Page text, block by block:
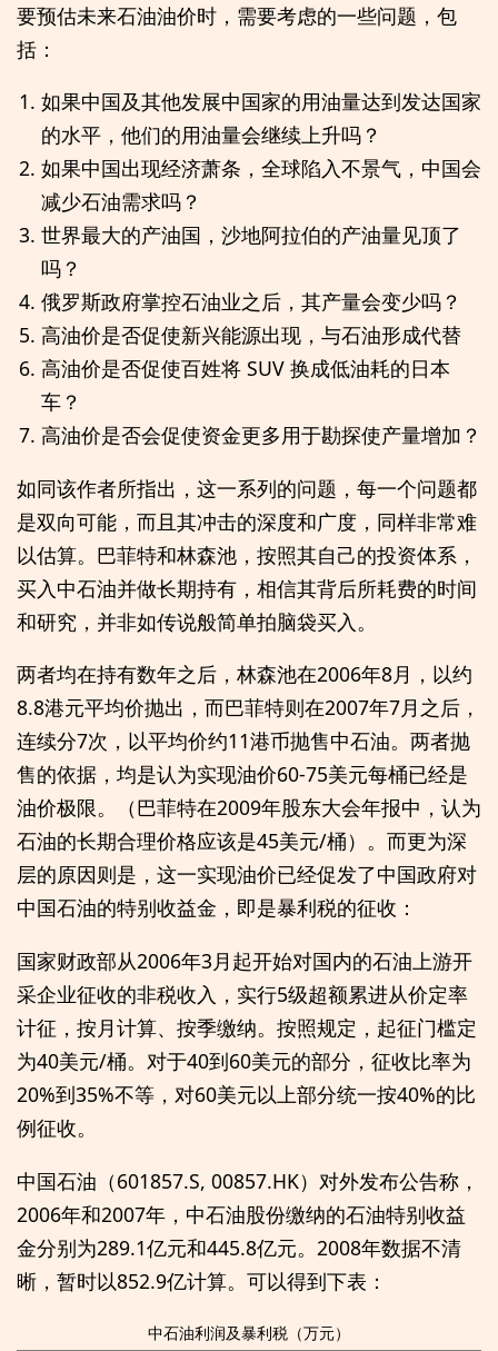
要预估未来石油油价时，需要考虑的一些问题，包
括：
如果中国及其他发展中国家的用油量达到发达国家
的水平，他们的用油量会继续上升吗？
如果中国出现经济萧条，全球陷入不景气，中国会
减少石油需求吗？
世界最大的产油国，沙地阿拉伯的产油量见顶了
吗？
俄罗斯政府掌控石油业之后，其产量会变少吗？
高油价是否促使新兴能源出现，与石油形成代替
高油价是否促使百姓将 SUV 换成低油耗的日本
车？
高油价是否会促使资金更多用于勘探使产量增加？
如同该作者所指出，这一系列的问题，每一个问题都
是双向可能，而且其冲击的深度和广度，同样非常难
以估算。巴菲特和林森池，按照其自己的投资体系，
买入中石油并做长期持有，相信其背后所耗费的时间
和研究，并非如传说般简单拍脑袋买入。
两者均在持有数年之后，林森池在2006年8月，以约
8.8港元平均价抛出，而巴菲特则在2007年7月之后，
连续分7次，以平均价约11港币抛售中石油。两者抛
售的依据，均是认为实现油价60-75美元每桶已经是
油价极限。（巴菲特在2009年股东大会年报中，认为
石油的长期合理价格应该是45美元/桶）。而更为深
层的原因则是，这一实现油价已经促发了中国政府对
中国石油的特别收益金，即是暴利税的征收：
国家财政部从2006年3月起开始对国内的石油上游开
采企业征收的非税收入，实行5级超额累进从价定率
计征，按月计算、按季缴纳。按照规定，起征门槛定
为40美元/桶。对于40到60美元的部分，征收比率为
20%到35%不等，对60美元以上部分统一按40%的比
例征收。
中国石油（601857.S, 00857.HK）对外发布公告称，
2006年和2007年，中石油股份缴纳的石油特别收益
金分别为289.1亿元和445.8亿元。2008年数据不清
晰，暂时以852.9亿计算。可以得到下表：
中石油利润及暴利税（万元）